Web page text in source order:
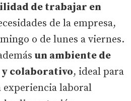
de trabajar en
de la empresa,
o de lunes a viernes.
un ambiente de
colaborativo, ideal para
experiencia laboral